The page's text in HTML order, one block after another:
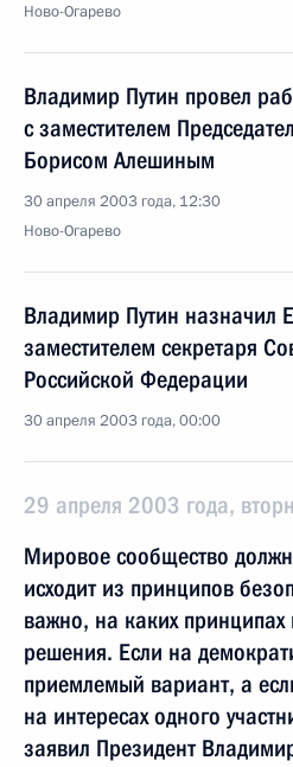
Ново-Огарево
Владимир Путин провел
с заместителем
Борисом Алешиным
30 апреля 2003 года, 12:30
Ново-Огарево
Владимир Путин назначил
заместителем секретаря
Российской Федерации
30 апреля 2003 года, 00:00
29 апреля 2003 года,
Мировое сообщество
исходит из принципов
важно, на каких
решения. Если на
приемлемый вариант, а
на интересах одного
заявил Президент